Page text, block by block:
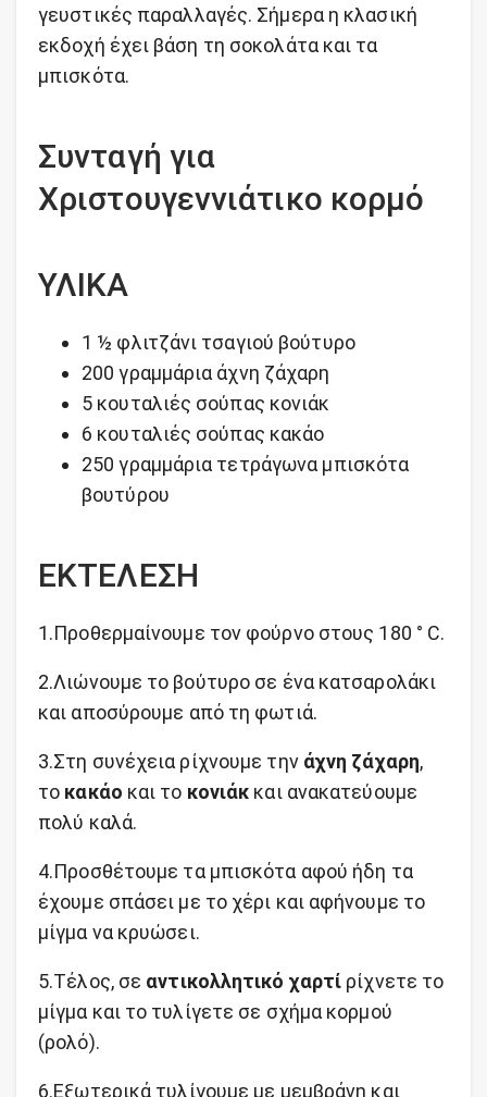
γευστικές παραλλαγές. Σήμερα η κλασική
εκδοχή έχει βάση τη σοκολάτα και τα
μπισκότα.
Συνταγή για
Χριστουγεννιάτικο κορμό
ΥΛΙΚΑ
1 ½ φλιτζάνι τσαγιού βούτυρο
200 γραμμάρια άχνη ζάχαρη
5 κουταλιές σούπας κονιάκ
6 κουταλιές σούπας κακάο
250 γραμμάρια τετράγωνα μπισκότα
βουτύρου
ΕΚΤΕΛΕΣΗ
1.Προθερμαίνουμε τον φούρνο στους 180 ° C.
2.Λιώνουμε το βούτυρο σε ένα κατσαρολάκι
και αποσύρουμε από τη φωτιά.
3.Στη συνέχεια ρίχνουμε τηνάχνη ζάχαρη,
το κακάο και το κονιάκ και ανακατεύουμε
πολύ καλά.
4.Προσθέτουμε τα μπισκότα αφού ήδη τα
έχουμε σπάσει με το χέρι και αφήνουμε το
μίγμα να κρυώσει.
5.Τέλος, σε αντικολλητικό χαρτί ρίχνετε το
μίγμα και το τυλίγετε σε σχήμα κορμού
(ρολό).
6.Εξωτερικά τυλίγουμε με μεμβράνη και